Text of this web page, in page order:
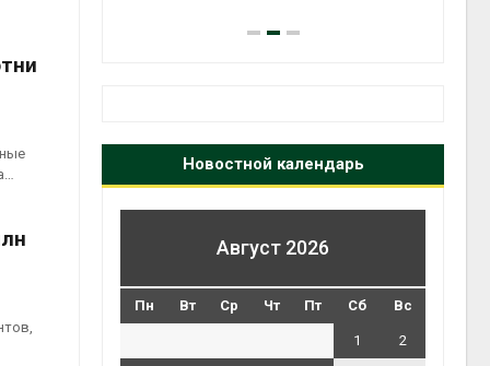
Новостной календарь
Август 2026
Пн Вт Ср Чт Пт Сб Вс
1 2